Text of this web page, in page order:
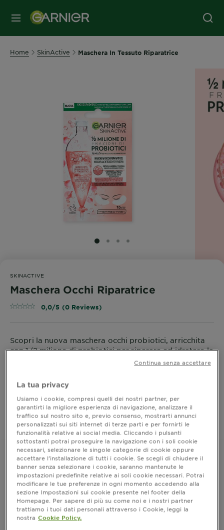
MENU
Home SkinActive Maschera In Tessuto Riparatrice
SLIDE 1
SLIDE 2
SLIDE 3
SLIDE 4
SKINACTIVE
Maschera Occhi Riparatrice
0,0/5 (0 Reviews)
Scopri la nuova maschera occhi probiotici, arricchita
con 1/2 milione di probiotici per riparare ed idratare la
tua pelle. In superficie, ripara la barriera cutanea; in
ACQUISTA ORA
Dove acquistare
INFORMAZIONI PRODOTTO
CLOSE SUBPANEL
COME SI USA
La tua privacy
Usiamo i cookie, compresi quelli dei nostri partner, per
garantirti la migliore esperienza di navigazione, analizzare il
traffico sul nostro sito e, previo consenso, mostrarti annunci
personalizzati sui siti internet di terze parti e per fornirti le
funzionalità relative ai social media. Cliccando i pulsanti
sottostanti potrai proseguire la navigazione con i soli cookie
necessari, selezionare le singole categorie di cookie oppure
accettare l’installazione di tutti i cookie. Se scegli di chiudere il
banner senza selezionare i cookie, saranno mantenute le
impostazioni predefinite relative ai soli cookie necessari. Potrai
modificare le tue preferenze in ogni momento accedendo alla
sezione Impostazioni sui cookie presente nel footer della
Homepage. Per sapere di più su come noi e i nostri partner
trattiamo i tuoi dati personali attraverso i Cookie, leggi la
nostra Cookie Policy.
Continua senza accettare